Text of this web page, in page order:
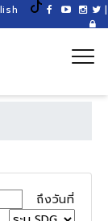
|
ถึงวันที่